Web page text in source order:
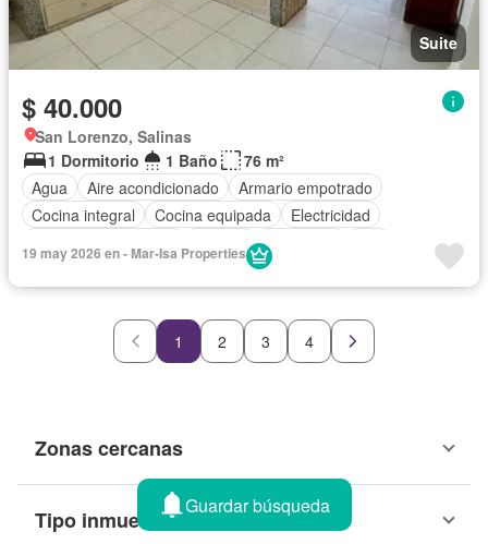
Suite
$ 40.000
San Lorenzo, Salinas
1 Dormitorio
1 Baño
76 m²
Agua
Aire acondicionado
Armario empotrado
Cocina integral
Cocina equipada
Electricidad
Seguridad
Sin amoblar
19 may 2026 en - Mar-Isa Properties
1 2 3 4
Zonas cercanas
Tipo inmueble
Guardar búsqueda